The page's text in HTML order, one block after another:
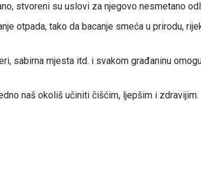
stvoreni su uslovi za njegovo nesmetano
otpada, tako da bacanje smeća u prirodu,
sabirna mjesta itd. i svakom građaninu
naš okoliš učiniti čišćim, ljepšim i zdravijim.